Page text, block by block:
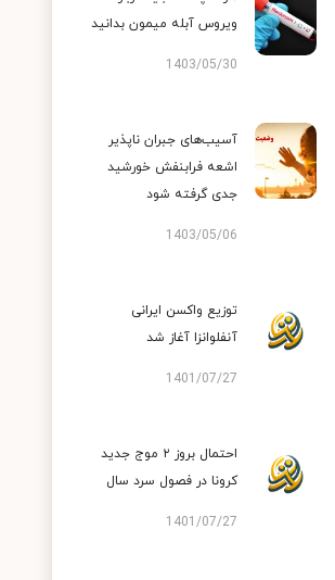
ویروس آبله میمون بدانید
1403/05/30
آسیب‌های جبران ناپذیر
اشعه فرابنفش خورشید
جدی گرفته شود
1403/05/06
توزیع واکسن ایرانی
آنفلوانزا آغاز شد
1401/07/27
احتمال بروز ۲ موج جدید
کرونا در فصول سرد سال
1401/07/27